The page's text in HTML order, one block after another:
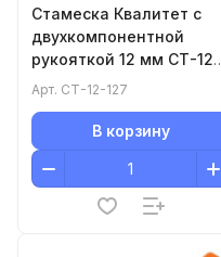
Стамеска Квалитет с
двухкомпонентной
рукояткой 12 мм СТ-12-
127
Арт. СТ-12-127
В корзину